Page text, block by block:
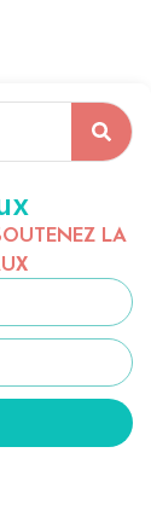
LA